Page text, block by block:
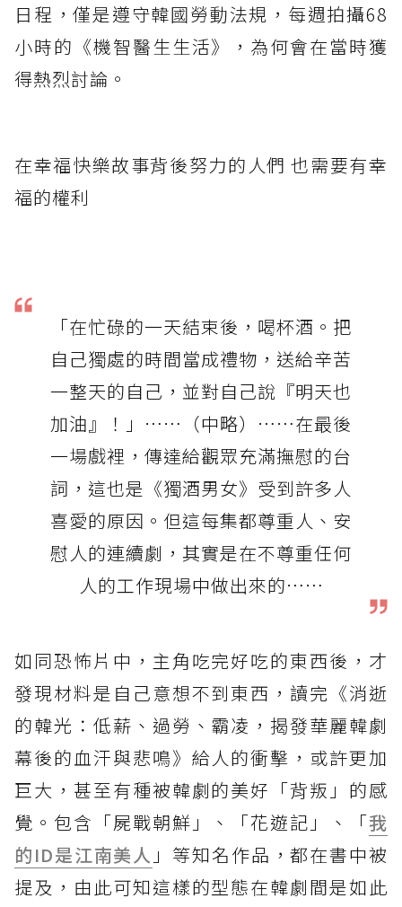
日程，僅是遵守韓國勞動法規，每週拍攝68
小時的《機智醫生生活》，為何會在當時獲
得熱烈討論。
在幸福快樂故事背後努力的人們 也需要有幸
福的權利
「在忙碌的一天結束後，喝杯酒。把
自己獨處的時間當成禮物，送給辛苦
一整天的自己，並對自己說『明天也
加油』！」⋯⋯（中略）⋯⋯在最後
一場戲裡，傳達給觀眾充滿撫慰的台
詞，這也是《獨酒男女》受到許多人
喜愛的原因。但這每集都尊重人、安
慰人的連續劇，其實是在不尊重任何
人的工作現場中做出來的⋯⋯
如同恐怖片中，主角吃完好吃的東西後，才
發現材料是自己意想不到東西，讀完《消逝
的韓光：低薪、過勞、霸凌，揭發華麗韓劇
幕後的血汗與悲鳴》給人的衝擊，或許更加
巨大，甚至有種被韓劇的美好「背叛」的感
覺。包含「屍戰朝鮮」、「花遊記」、「我
的ID是江南美人 」等知名作品，都在書中被
提及，由此可知這樣的型態在韓劇間是如此